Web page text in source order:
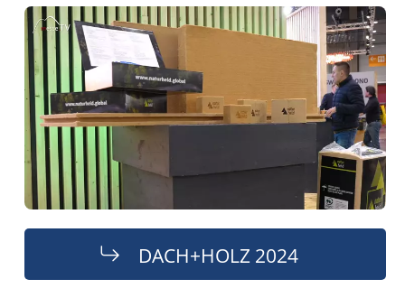
DACH+HOLZ 2024